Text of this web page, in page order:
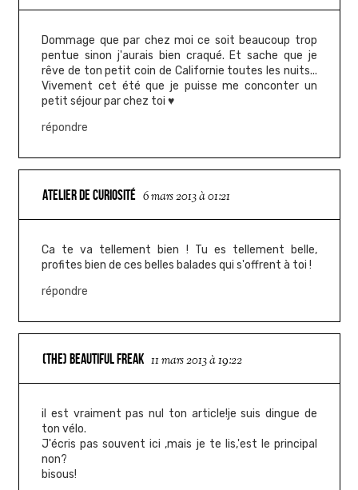
Dommage que par chez moi ce soit beaucoup trop
pentue sinon j'aurais bien craqué. Et sache que je
rêve de ton petit coin de Californie toutes les nuits...
Vivement cet été que je puisse me conconter un
petit séjour par chez toi ♥
répondre
ATELIER DE CURIOSITÉ 6 mars 2013 à 01:21
Ca te va tellement bien ! Tu es tellement belle,
profites bien de ces belles balades qui s'offrent à toi !
répondre
(THE) BEAUTIFUL FREAK 11 mars 2013 à 19:22
il est vraiment pas nul ton article!je suis dingue de
ton vélo.
J'écris pas souvent ici ,mais je te lis,'est le principal
non?
bisous!